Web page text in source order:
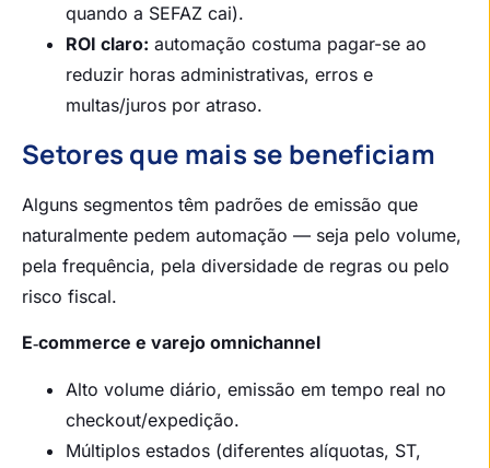
quando a SEFAZ cai).
ROI claro: automação costuma pagar-se ao
reduzir horas administrativas, erros e
multas/juros por atraso.
Setores que mais se beneficiam
Alguns segmentos têm padrões de emissão que
naturalmente pedem automação — seja pelo volume,
pela frequência, pela diversidade de regras ou pelo
risco fiscal.
E‑commerce e varejo omnichannel
Alto volume diário, emissão em tempo real no
checkout/expedição.
Múltiplos estados (diferentes alíquotas, ST,